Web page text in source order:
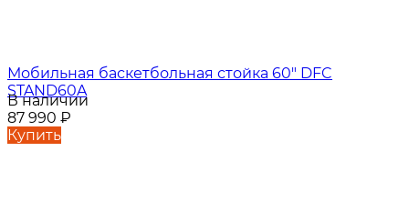
Мобильная баскетбольная стойка 60" DFC
STAND60A
В наличии
87 990 ₽
Купить